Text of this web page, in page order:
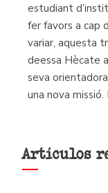
estudiant
fer favors a cap
variar, aquesta
deessa Hècate
seva
una nova
Artículos